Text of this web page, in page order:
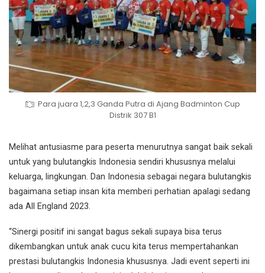
Para juara 1,2,3 Ganda Putra di Ajang Badminton Cup
Distrik 307 B1
Melihat antusiasme para peserta menurutnya sangat baik sekali
untuk yang bulutangkis Indonesia sendiri khususnya melalui
keluarga, lingkungan. Dan Indonesia sebagai negara bulutangkis
bagaimana setiap insan kita memberi perhatian apalagi sedang
ada All England 2023.
“Sinergi positif ini sangat bagus sekali supaya bisa terus
dikembangkan untuk anak cucu kita terus mempertahankan
prestasi bulutangkis Indonesia khususnya. Jadi event seperti ini